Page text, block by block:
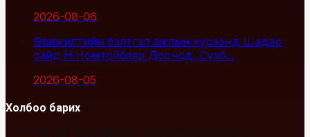
2026-08-06
Өвөлжилтийн бэлтгэл ажлын хүрээнд Шадар
сайд Н.Номтойбаяр Дорнод, Сүхб...
2026-08-05
Холбоо барих